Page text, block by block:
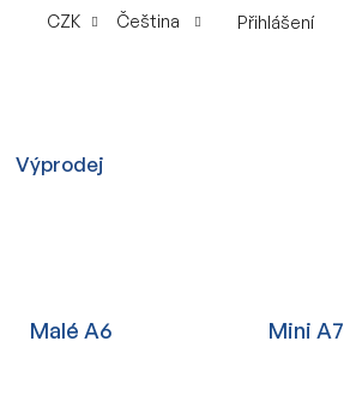
CZK Čeština Přihlášení
Výprodej
Malé A6 Mini A7